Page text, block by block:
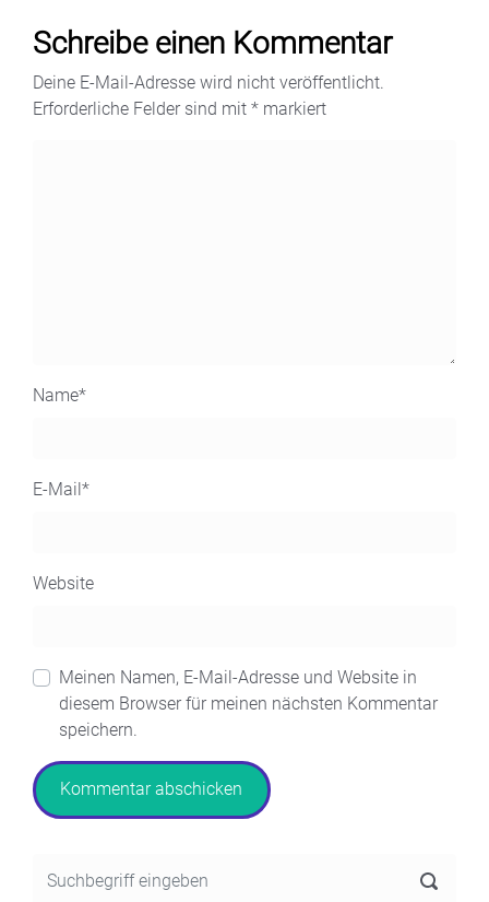
Schreibe einen Kommentar
Deine E-Mail-Adresse wird nicht veröffentlicht.
Erforderliche Felder sind mit * markiert
Name*
E-Mail *
Website
Meinen Namen, E-Mail-Adresse und Website in
diesem Browser für meinen nächsten Kommentar
speichern.